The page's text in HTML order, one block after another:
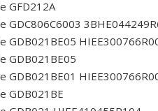
GFD212A
GDC806C6003
GDB021BE05
GDB021BE05
GDB021BE01
GDB021BE